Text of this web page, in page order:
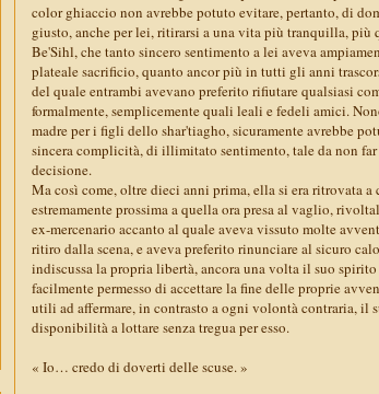
color ghiaccio non avrebbe potuto evitare, pertanto, di
giusto, anche per lei, ritirarsi a una vita più tranquilla, più
Be'Sihl, che tanto sincero sentimento a lei aveva
plateale sacrificio, quanto ancor più in tutti gli anni
del quale entrambi avevano preferito rifiutare qualsiasi
formalmente, semplicemente quali leali e fedeli amici.
madre per i figli dello shar'tiagho, sicuramente avrebbe
sincera complicità, di illimitato sentimento, tale da non
decisione.
Ma così come, oltre dieci anni prima, ella si era ritrovata
estremamente prossima a quella ora presa al vaglio,
ex-mercenario accanto al quale aveva vissuto molte
ritiro dalla scena, e aveva preferito rinunciare al sicuro
indiscussa la propria libertà, ancora una volta il suo
facilmente permesso di accettare la fine delle proprie
utili ad affermare, in contrasto a ogni volontà contraria, il
disponibilità a lottare senza tregua per esso.
« Io… credo di doverti delle scuse. »